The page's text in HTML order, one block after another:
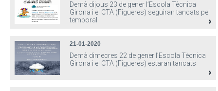
Demà dijous 23 de gener l’Escola Tècnica
Girona i el CTA (Figueres) seguiran tancats pel
temporal
21-01-2020
Demà dimecres 22 de gener l’Escola Tècnica
Girona i el CTA (Figueres) estaran tancats